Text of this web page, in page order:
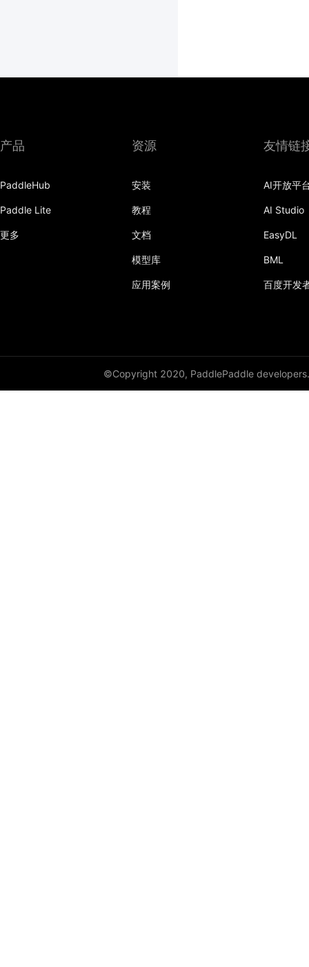
产品
PaddleHub
Paddle Lite
更多
资源
安装
教程
文档
模型库
应用案例
友情链
AI开放平
AI Studio
EasyDL
BML
百度开发
©Copyright 2020, PaddlePaddle developers.